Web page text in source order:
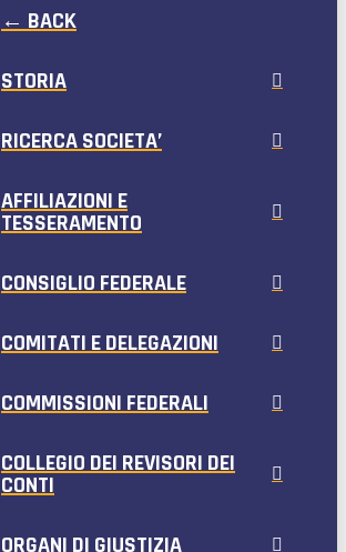
← BACK
STORIA
RICERCA SOCIETA’
AFFILIAZIONI E
TESSERAMENTO
CONSIGLIO FEDERALE
COMITATI E DELEGAZIONI
COMMISSIONI FEDERALI
COLLEGIO DEI REVISORI DEI
CONTI
ORGANI DI GIUSTIZIA